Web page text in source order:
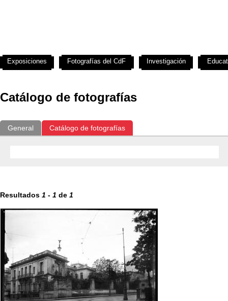
Catálogo de fotografías
General Catálogo de fotografías
Resultados 1 - 1 de 1
Exposiciones Fotografías del CdF Investigación